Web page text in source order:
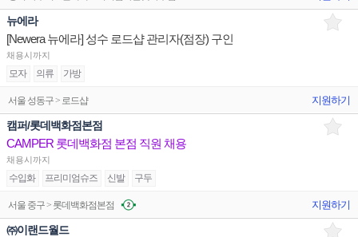
뉴에라
[Newera 뉴에라] 성수 로드샵 관리자(점장) 구인
채용시까지
모자 의류 가방
서울 성동구 > 로드샵 지원하기
캠퍼/롯데백화점본점
CAMPER 롯데백화점 본점 직원 채용
채용시까지
수입화 프리미엄슈즈 신발 구두
서울 중구 > 롯데백화점본점 지원하기
㈜이랜드월드